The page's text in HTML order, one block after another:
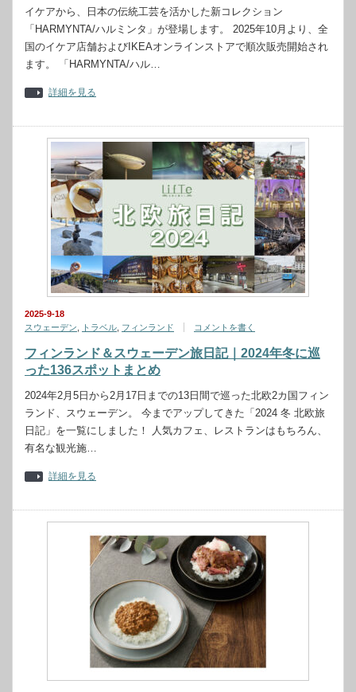
イケアから、日本の伝統工芸を活かした新コレクション
「HARMYNTA/ハルミンタ」が登場します。 2025年10月より、全
国のイケア店舗およびIKEAオンラインストアで順次販売開始され
ます。 「HARMYNTA/ハル…
詳細を見る
2025-9-18
スウェーデン
トラベル フィンランド コメントを書く
フィンランド＆スウェーデン旅日記｜2024年冬に巡
った136スポットまとめ
2024年2月5日から2月17日までの13日間で巡った北欧2カ国フィン
ランド、スウェーデン。 今までアップしてきた「2024 冬 北欧旅
日記」を一覧にしました！ 人気カフェ、レストランはもちろん、
有名な観光施…
詳細を見る